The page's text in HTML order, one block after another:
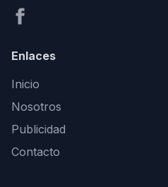
Enlaces
Inicio
Nosotros
Publicidad
Contacto